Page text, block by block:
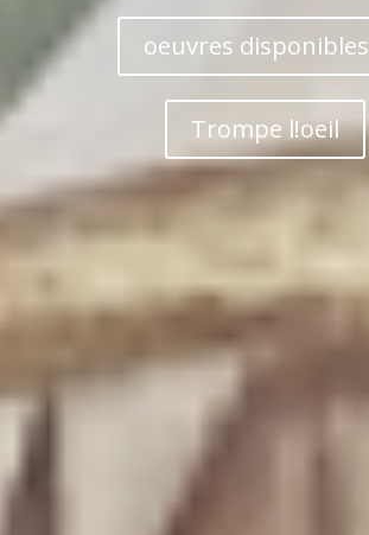
oeuvres disponibles
Trompe l!oeil